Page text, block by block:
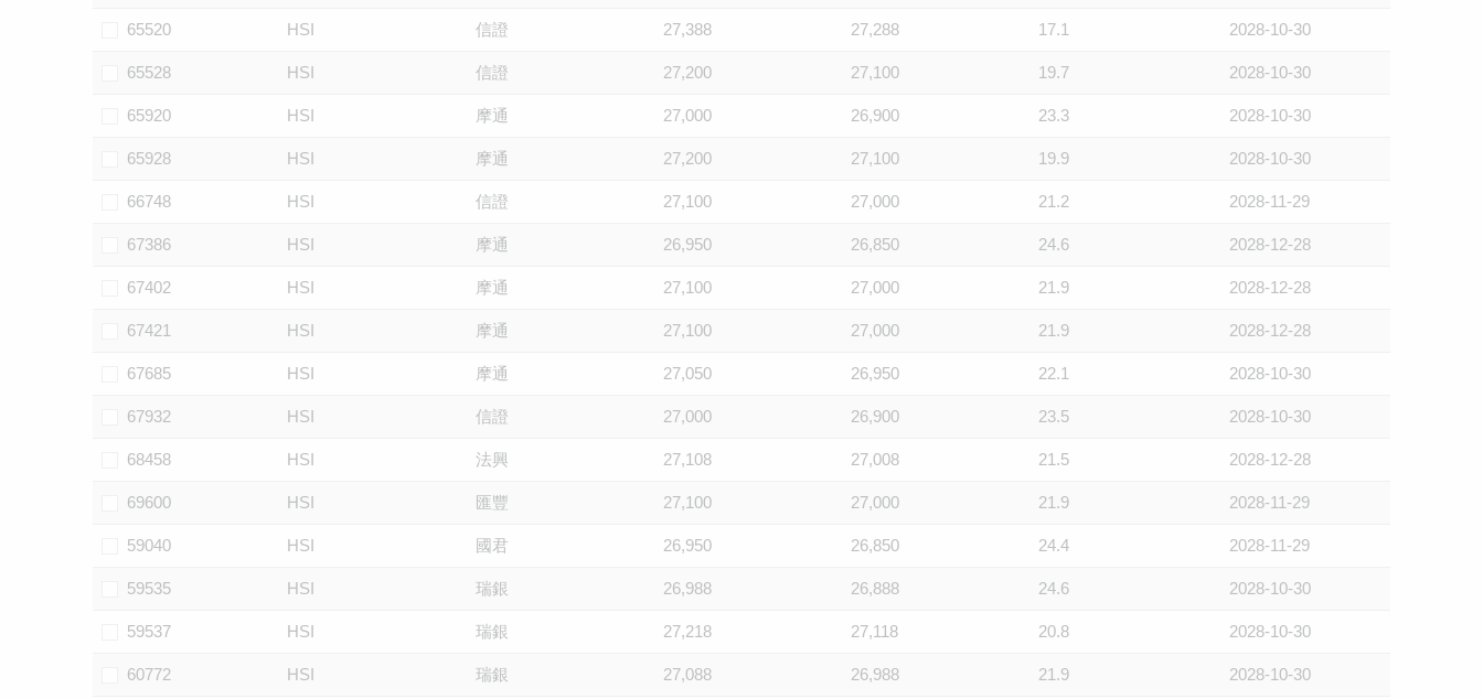
65520 HSI 信證 27,388 27,288 17.1 2028-10-30
65528 HSI 信證 27,200 27,100 19.7 2028-10-30
65920 HSI 摩通 27,000 26,900 23.3 2028-10-30
65928 HSI 摩通 27,200 27,100 19.9 2028-10-30
66748 HSI 信證 27,100 27,000 21.2 2028-11-29
67386 HSI 摩通 26,950 26,850 24.6 2028-12-28
67402 HSI 摩通 27,100 27,000 21.9 2028-12-28
67421 HSI 摩通 27,100 27,000 21.9 2028-12-28
67685 HSI 摩通 27,050 26,950 22.1 2028-10-30
67932 HSI 信證 27,000 26,900 23.5 2028-10-30
68458 HSI 法興 27,108 27,008 21.5 2028-12-28
69600 HSI 匯豐 27,100 27,000 21.9 2028-11-29
59040 HSI 國君 26,950 26,850 24.4 2028-11-29
59535 HSI 瑞銀 26,988 26,888 24.6 2028-10-30
59537 HSI 瑞銀 27,218 27,118 20.8 2028-10-30
60772 HSI 瑞銀 27,088 26,988 21.9 2028-10-30